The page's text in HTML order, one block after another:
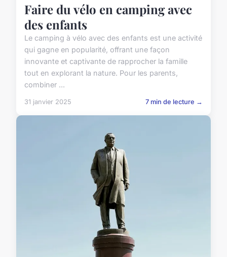
Faire du vélo en camping avec
des enfants
Le camping à vélo avec des enfants est une activité
qui gagne en popularité, offrant une façon
innovante et captivante de rapprocher la famille
tout en explorant la nature. Pour les parents,
combiner ...
31 janvier 2025 7 min de lecture →